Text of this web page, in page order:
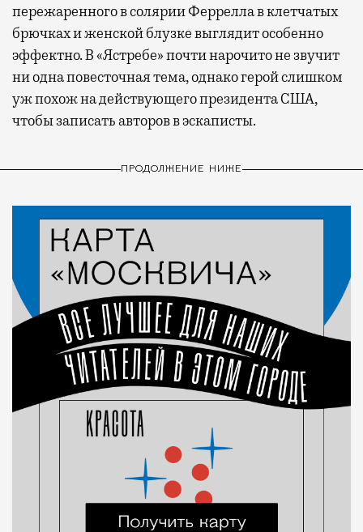
пережаренного в солярии Феррелла в клетчатых
брючках и женской блузке выглядит особенно
эффектно. В «Ястребе» почти нарочито не звучит
ни одна повесточная тема, однако герой слишком
уж похож на действующего президента США,
чтобы записать авторов в эскаписты.
ПРОДОЛЖЕНИЕ НИЖЕ